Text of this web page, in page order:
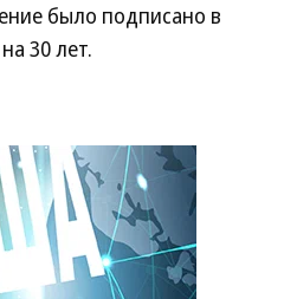
было подписано в
30 лет.